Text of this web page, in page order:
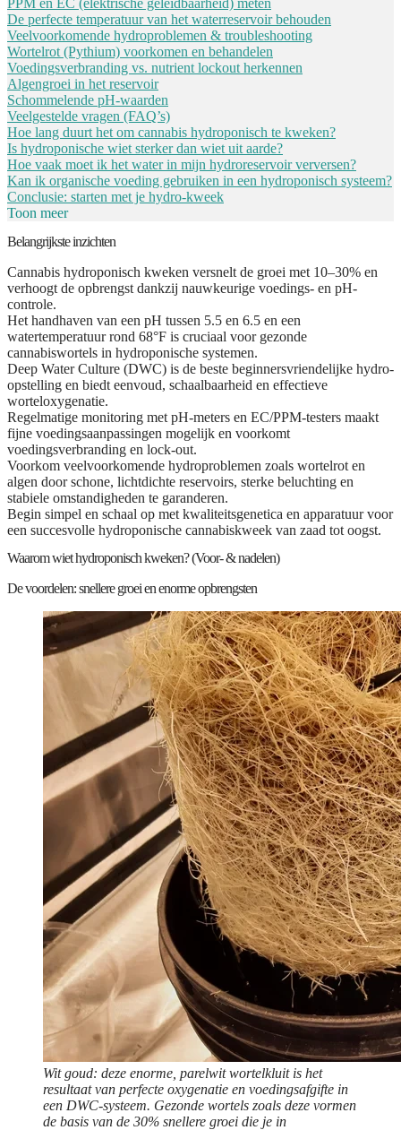
PPM en EC (elektrische geleidbaarheid) meten
De perfecte temperatuur van het waterreservoir behouden
Veelvoorkomende hydroproblemen & troubleshooting
Wortelrot (Pythium) voorkomen en behandelen
Voedingsverbranding vs. nutrient lockout herkennen
Algengroei in het reservoir
Schommelende pH-waarden
Veelgestelde vragen (FAQ’s)
Hoe lang duurt het om cannabis hydroponisch te kweken?
Is hydroponische wiet sterker dan wiet uit aarde?
Hoe vaak moet ik het water in mijn hydroreservoir verversen?
Kan ik organische voeding gebruiken in een hydroponisch systeem?
Conclusie: starten met je hydro-kweek
Toon meer
Belangrijkste inzichten
Cannabis hydroponisch kweken versnelt de groei met 10–30% en
verhoogt de opbrengst dankzij nauwkeurige voedings- en pH-
controle.
Het handhaven van een pH tussen 5.5 en 6.5 en een
watertemperatuur rond 68°F is cruciaal voor gezonde
cannabiswortels in hydroponische systemen.
Deep Water Culture (DWC) is de beste beginnersvriendelijke hydro-
opstelling en biedt eenvoud, schaalbaarheid en effectieve
worteloxygenatie.
Regelmatige monitoring met pH-meters en EC/PPM-testers maakt
fijne voedingsaanpassingen mogelijk en voorkomt
voedingsverbranding en lock-out.
Voorkom veelvoorkomende hydroproblemen zoals wortelrot en
algen door schone, lichtdichte reservoirs, sterke beluchting en
stabiele omstandigheden te garanderen.
Begin simpel en schaal op met kwaliteitsgenetica en apparatuur voor
een succesvolle hydroponische cannabiskweek van zaad tot oogst.
Waarom wiet hydroponisch kweken? (Voor- & nadelen)
De voordelen: snellere groei en enorme opbrengsten
Wit goud: deze enorme, parelwit wortelkluit is het
resultaat van perfecte oxygenatie en voedingsafgifte in
een DWC-systeem. Gezonde wortels zoals deze vormen
de basis van de 30% snellere groei die je in